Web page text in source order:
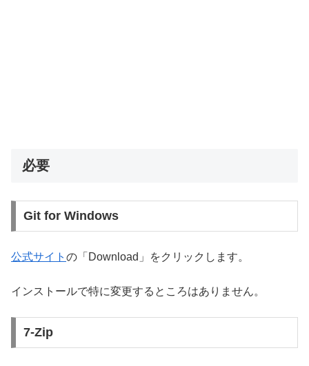
必要
Git for Windows
公式サイト の「Download」をクリックします。
インストールで特に変更するところはありません。
7-Zip